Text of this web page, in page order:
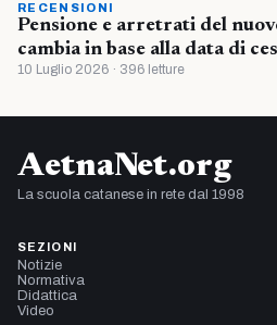
RECENSIONI
Pensione e arretrati del
cambia in base alla data di
10 Luglio 2026 · 396 letture
AetnaNet.org
La scuola catanese in rete dal 1998
SEZIONI
Notizie
Normativa
Didattica
Video